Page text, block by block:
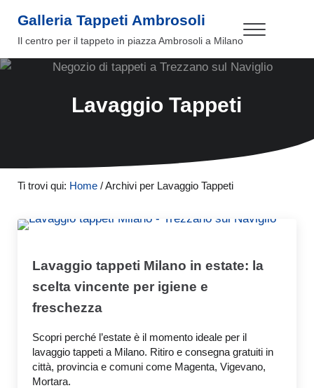
Galleria Tappeti Ambrosoli
Il centro per il tappeto in piazza Ambrosoli a Milano Menu
Lavaggio Tappeti
Ti trovi qui: Home /Archivi per Lavaggio Tappeti
Lavaggio tappeti Milano in estate: la
scelta vincente per igiene e
freschezza
Scopri perché l’estate è il momento ideale per il
lavaggio tappeti a Milano. Ritiro e consegna gratuiti in
città, provincia e comuni come Magenta, Vigevano,
Mortara.